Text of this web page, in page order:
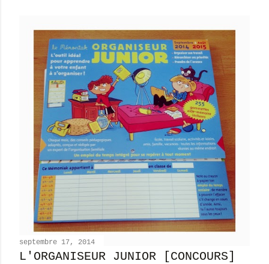
septembre 17, 2014
L'ORGANISEUR JUNIOR [CONCOURS]